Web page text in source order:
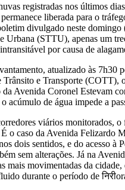
registradas nos últimos
liberada para o
divulgado neste domingo
Urbana (STTU), apenas um
por causa de
atualizado às 7h30
Trânsito e Transporte (COTT),
da Avenida Coronel Estevam
acúmulo de água impede a
viários monitorados, o
o caso da Avenida Felizardo
dois sentidos, e do acesso à
sem alterações. Já na
mais movimentadas da
durante o período de